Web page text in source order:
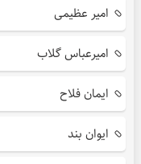
امیر عظیمی
امیرعباس گلاب
ایمان فلاح
ایوان بند